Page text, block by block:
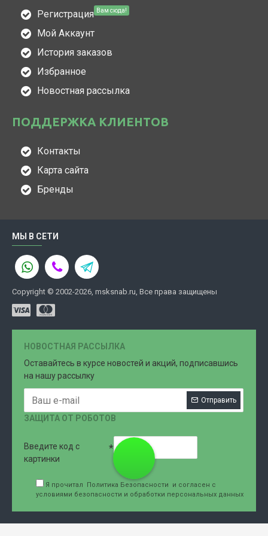
Регистрация Вам сюда!
Мой Аккаунт
История заказов
Избранное
Новостная рассылка
ПОДДЕРЖКА КЛИЕНТОВ
Контакты
Карта сайта
Бренды
МЫ В СЕТИ
Copyright © 2002-2026, msksnab.ru, Все права защищены
НОВОСТНАЯ РАССЫЛКА
Оставайтесь в курсе новостей и акций, подписавшись
на нашу рассылку
Отправить
ЗАЩИТА ОТ РОБОТОВ
Введите код с
картинки
Я прочитал Политика Безопасности
и согласен с
условиями безопасности и обработки персональных данных
707-76-